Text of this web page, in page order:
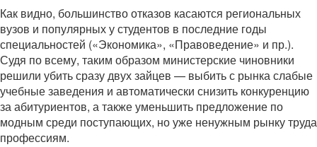
Как видно, большинство отказов касаются региональных
вузов и популярных у студентов в последние годы
специальностей («Экономика», «Правоведение» и пр.).
Судя по всему, таким образом министерские чиновники
решили убить сразу двух зайцев — выбить с рынка слабые
учебные заведения и автоматически снизить конкуренцию
за абитуриентов, а также уменьшить предложение по
модным среди поступающих, но уже ненужным рынку труда
профессиям.